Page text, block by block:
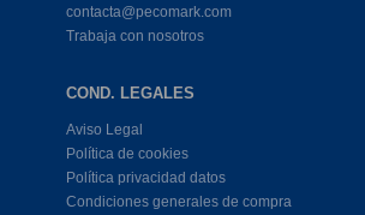
contacta@pecomark.com
Trabaja con nosotros
COND. LEGALES
Aviso Legal
Política de cookies
Política privacidad datos
Condiciones generales de compra